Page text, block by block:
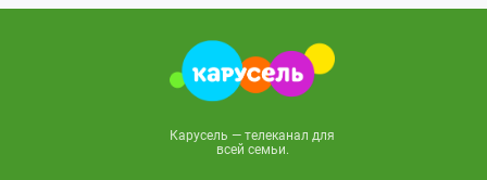
Карусель — телеканал для
всей семьи.